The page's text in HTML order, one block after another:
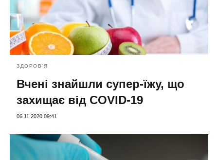
ЗДОРОВ'Я
Вчені знайшли супер-їжу, що
захищає від COVID-19
06.11.2020 09:41